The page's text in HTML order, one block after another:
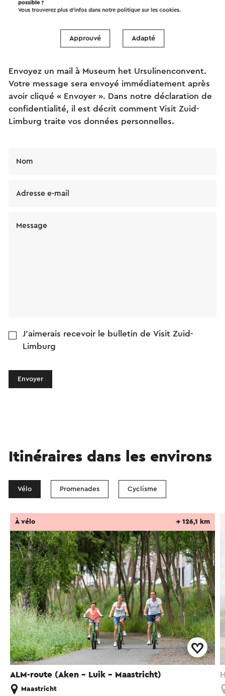
Envoyez un mail à Museum het Ursulinenconvent.
Votre message sera envoyé immédiatement après
avoir cliqué « Envoyer ». Dans notre déclaration de
confidentialité, il est décrit comment Visit Zuid-
Limburg traite vos données personnelles.
Nom
Adresse e-mail
Message
J'aimerais recevoir le bulletin de Visit Zuid-
Limburg
Envoyer
Itinéraires dans les environs
Vélo Promenades Cyclisme
ALM-route (Aken - Luik - Maastricht)
À vélo → 126,1 km
Maastricht
possible ?
Vous trouverez plus d’infos dans notre politique sur lescookies.
Approuvé Adapté